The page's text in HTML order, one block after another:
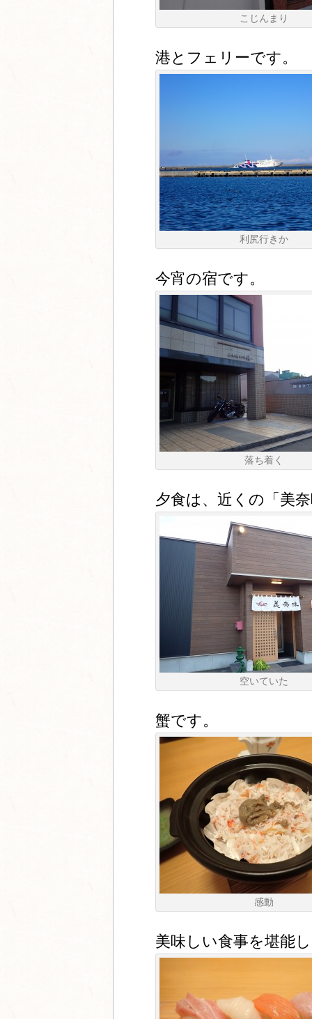
こじんまり
港とフェリーです。
利尻行きか
今宵の宿です。
落ち着く
夕食は、近くの「美
空いていた
蟹です。
感動
美味しい食事を堪能